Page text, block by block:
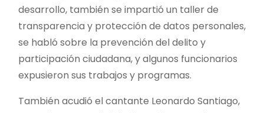
desarrollo, también se impartió un taller de
transparencia y protección de datos personales,
se habló sobre la prevención del delito y
participación ciudadana, y algunos funcionarios
expusieron sus trabajos y programas.
También acudió el cantante Leonardo Santiago,